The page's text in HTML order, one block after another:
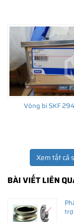
THÔNG TIN
•Vòng bi SKF chính
Xuất xứ vòng bi
Vòng bi SKF
Xem tất cả
BÀI VIẾT LIÊN